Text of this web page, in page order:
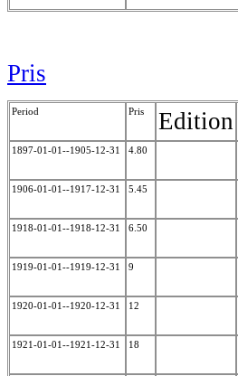
Pris
Period Pris Edition
1897-01-01--1905-12-31 4.80
1906-01-01--1917-12-31 5.45
1918-01-01--1918-12-31 6.50
1919-01-01--1919-12-31 9
1920-01-01--1920-12-31 12
1921-01-01--1921-12-31 18